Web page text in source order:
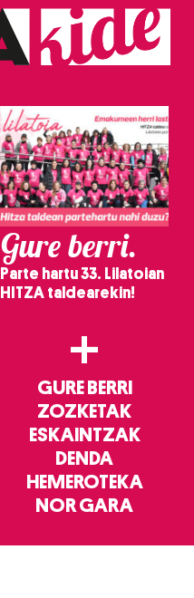
Gure berri.
Parte hartu 33. Lilatoian
HITZA taldearekin!
+
GURE BERRI
ZOZKETAK
ESKAINTZAK
DENDA
HEMEROTEKA
NOR GARA